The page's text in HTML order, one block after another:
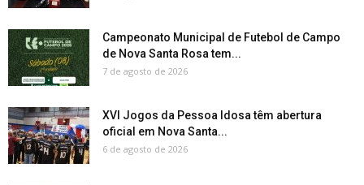
Campeonato Municipal de Futebol de Campo
de Nova Santa Rosa tem...
7 de agosto de 2026
XVI Jogos da Pessoa Idosa têm abertura
oficial em Nova Santa...
6 de agosto de 2026